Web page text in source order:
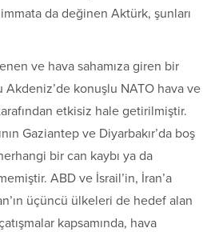
da değinen Aktürk, şunları
ve hava sahamıza giren bir
konuşlu NATO hava ve
etkisiz hale getirilmiştir.
Gaziantep ve Diyarbakır’da boş
bir can kaybı ya da
ABD ve İsrail’in, İran’a
üçüncü ülkeleri de hedef alan
kapsamında, hava